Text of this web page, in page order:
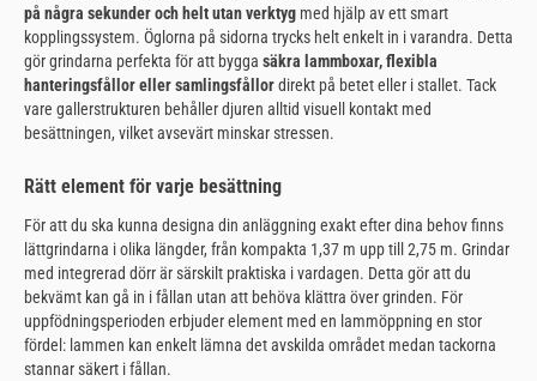
på några sekunder och helt utan verktyg med hjälp av ett smart
kopplingssystem. Öglorna på sidorna trycks helt enkelt in i varandra. Detta
gör grindarna perfekta för att bygga säkra lammboxar, flexibla
hanteringsfållor eller samlingsfållordirekt på betet eller i stallet. Tack
vare gallerstrukturen behåller djuren alltid visuell kontakt med
besättningen, vilket avsevärt minskar stressen.
Rätt element för varje besättning
För att du ska kunna designa din anläggning exakt efter dina behov finns
lättgrindarna i olika längder, från kompakta 1,37 m upp till 2,75 m. Grindar
med integrerad dörr är särskilt praktiska i vardagen. Detta gör att du
bekvämt kan gå in i fållan utan att behöva klättra över grinden. För
uppfödningsperioden erbjuder element med en lammöppning en stor
fördel: lammen kan enkelt lämna det avskilda området medan tackorna
stannar säkert i fållan.